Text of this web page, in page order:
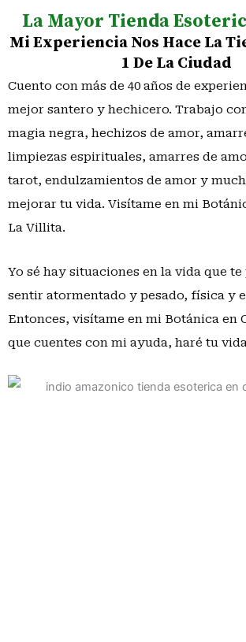
La Mayor Tienda
Mi Experiencia Nos Hace La
1 De La Ciudad
Cuento con más de 40 años de
mejor santero y hechicero. Trabajo
magia negra, hechizos de amor,
limpiezas espirituales, amarres de
tarot, endulzamientos de amor y
mejorar tu vida. Visítame en mi
La Villita.
Yo sé hay situaciones en la vida que
sentir atormentado y pesado, física y
Entonces, visítame en mi Botánica en
que cuentes con mi ayuda, haré tu